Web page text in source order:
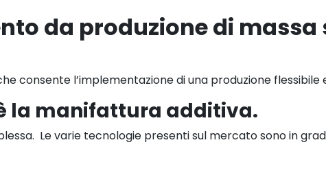
da produzione di massa
consente l’implementazione di una produzione flessibile
la manifattura additiva.
Le varie tecnologie presenti sul mercato sono in